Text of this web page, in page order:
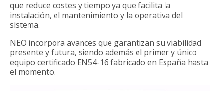
que reduce costes y tiempo ya que facilita la
instalación, el mantenimiento y la operativa del
sistema.
NEO incorpora avances que garantizan su viabilidad
presente y futura, siendo además el primer y único
equipo certificado EN54-16 fabricado en España hasta
el momento.